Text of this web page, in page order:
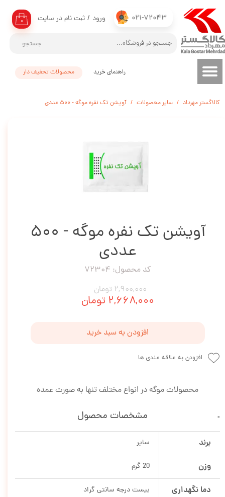
021-72043
جستجو
۰ ورود / ثبت نام در سایت
حساب کاربری من
تغییر گذر واژه
سفارشات
محصولات تحفیف دار راهنمای خرید
کالاگستر مهرداد سایر محصولات آویشن تک نفره موگه - 500 عددی
آویشن تک نفره موگه - 500
عددی
کد محصول: 72304
۲,۹۰۰,۰۰۰ تومان
۲,۶۶۸,۰۰۰ تومان
افزودن به سبد خرید
افزودن به علاقه مندی ها
محصولات موگه در انواع مختلف تنها به صورت عمده
مشخصات محصول
برند سایر
وزن 20 گرم
دما نگهداری بیست درجه سانتی گراد